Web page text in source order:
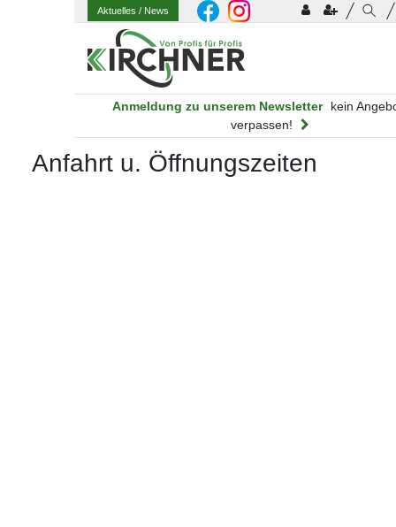
Aktuelles / News
Anmeldung zu unserem Newsletter
kein
verpassen!
Anfahrt u. Öffnungszeiten